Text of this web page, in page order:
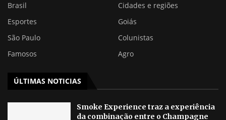
Brasil
Cidades e regiões
Esportes
Goiás
São Paulo
Colunistas
Famosos
Agro
ÚLTIMAS NOTICIAS
Smoke Experience traz a experiência
da combinação entre o Champagne